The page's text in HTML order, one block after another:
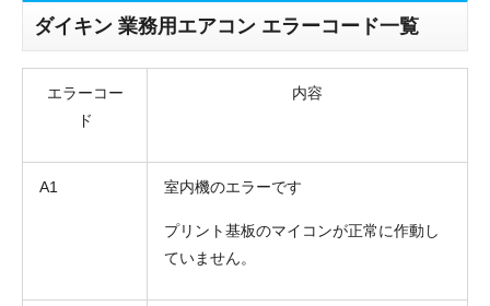
ダイキン 業務用エアコン エラーコード一覧
エラーコー
ド
内容
A1 室内機のエラーです
プリント基板のマイコンが正常に作動し
ていません。